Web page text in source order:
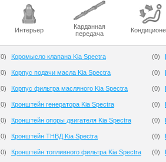
Интерьер
Карданная
передача
0)
0)
0)
0)
0)
0)
0)
Коромысло клапана Kia Spectra (0)
Корпус подачи масла Kia Spectra (0)
Корпус фильтра масляного Kia Spectra (0)
Кронштейн генератора Kia Spectra (0)
Кронштейн опоры двигателя Kia Spectra (0)
Кронштейн ТНВД Kia Spectra (0)
Кронштейн топливного фильтра Kia Spectra (0)